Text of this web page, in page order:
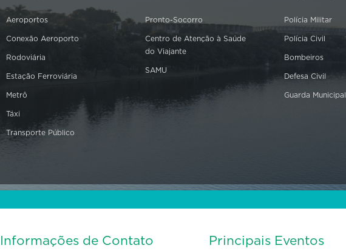
Aeroportos
Conexão Aeroporto
Rodoviária
Estação Ferroviária
Metrô
Táxi
Transporte Público
Pronto-Socorro
Centro de Atenção à Saúde
do Viajante
SAMU
Polícia Militar
Polícia Civil
Bombeiros
Defesa Civil
Guarda Municipal
Informações de Contato Principais Eventos